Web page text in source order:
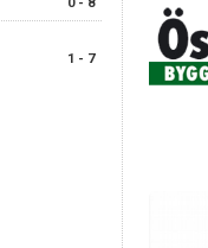
1 - 7